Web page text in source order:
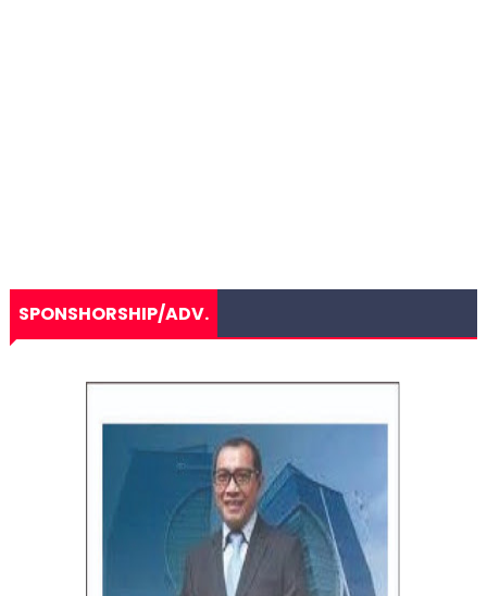
SPONSHORSHIP/ADV.